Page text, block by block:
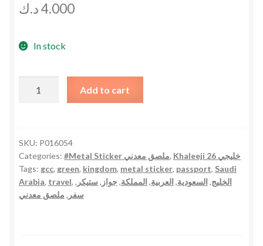
4.000د.ك
In stock
Passport
Metal
Sticker
ملصق
معدني
Add to cart
SKU: P016054
Categories:
#Metal Sticker ملصق معدني,
Khaleeji 26 خليجي
Tags: gcc, green, kingdom, metal sticker, passport, Saudi
Arabia, travel, الخليج, السعودية, العربية, المملكة, جواز , ستيكر ,
سفر , ملصق معدني